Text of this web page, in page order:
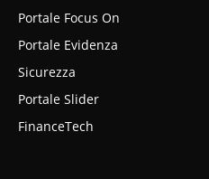
Portale Focus On
Portale Evidenza
Sicurezza
Portale Slider
FinanceTech